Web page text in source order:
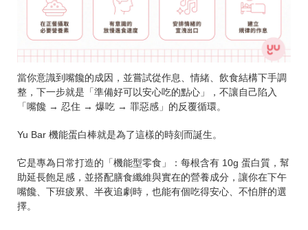
當你意識到嘴饞的成因，並嘗試從作息、情緒、飲食結構下手調
整，下一步就是「準備好可以安心吃的點心」，不讓自己陷入
「嘴饞 → 忍住 → 爆吃 → 罪惡感」的反覆循環。
Yu Bar 機能蛋白棒就是為了這樣的時刻而誕生。
它是專為日常打造的「機能型零食」：每根含有 10g 蛋白質，幫
助延長飽足感，並搭配膳食纖維與實在的營養成分，讓你在下午
嘴饞、下班疲累、半夜追劇時，也能有個吃得安心、不怕胖的選
擇。